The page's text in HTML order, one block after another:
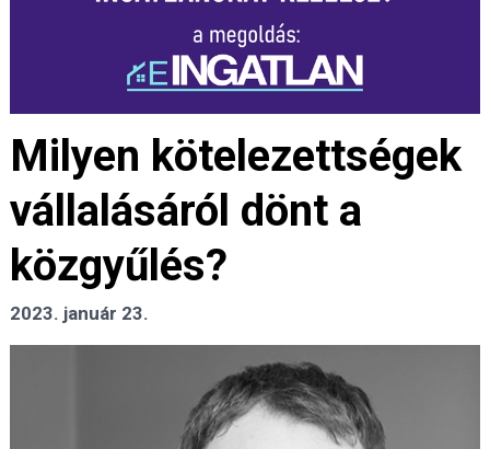
Milyen kötelezettségek
vállalásáról dönt a
közgyűlés?
2023. január 23.